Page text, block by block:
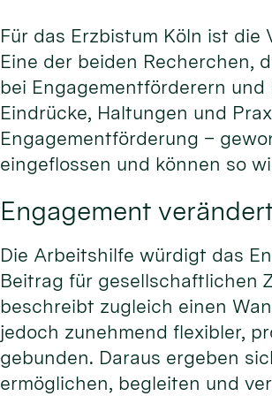
Für das Erzbistum Köln ist
Eine der beiden Recherchen,
bei Engagementförderern
Eindrücke, Haltungen und
Engagementförderung –
eingeflossen und können so
Engagement
Die Arbeitshilfe würdigt das
Beitrag für gesellschaftlichen
beschreibt zugleich einen
jedoch zunehmend flexibler,
gebunden. Daraus ergeben
ermöglichen, begleiten und